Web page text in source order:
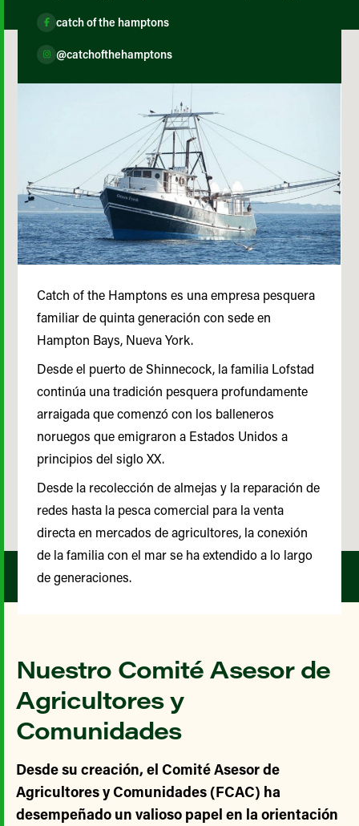
Nuestro Comité Asesor de
Agricultores y
Comunidades
Desde su creación, el Comité Asesor de
Agricultores y Comunidades (FCAC) ha
desempeñado un valioso papel en la orientación
catch of the hamptons
@catchofthehamptons
Catch of the Hamptons es una empresa pesquera
familiar de quinta generación con sede en
Hampton Bays, Nueva York.
Desde el puerto de Shinnecock, la familia Lofstad
continúa una tradición pesquera profundamente
arraigada que comenzó con los balleneros
noruegos que emigraron a Estados Unidos a
principios del siglo XX.
Desde la recolección de almejas y la reparación de
redes hasta la pesca comercial para la venta
directa en mercados de agricultores, la conexión
de la familia con el mar se ha extendido a lo largo
de generaciones.